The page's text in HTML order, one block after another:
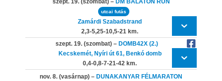
szept. 19. (szombat) – DM BALATON RUN
utcai futás
Zamárdi Szabadstrand
2,3-5,25-10,5-21 km.
szept. 19. (szombat) – DOMB42X (2.)
Kecskemét, Nyíri út 61, Benkó domb
0,4-0,8-7-21-42 km.
nov. 8. (vasárnap) – DUNAKANYAR FÉLMARATON